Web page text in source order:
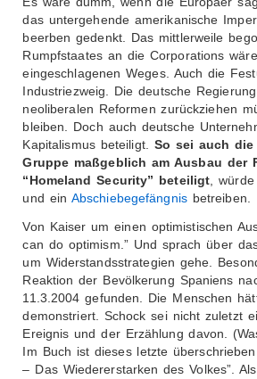
das untergehende amerikanische
beerben gedenkt. Das mittlerweile
Rumpfstaates an die Corporations
eingeschlagenen Weges. Auch die
Industriezweig. Die deutsche
neoliberalen Reformen zurückziehen
bleiben. Doch auch deutsche
Kapitalismus beteiligt. So sei auch die
Gruppe maßgeblich am Ausbau der
“Homeland Security” beteiligt ,
und ein Abschiebegefängnisbetreiben.
Von Kaiser um einen optimistischen
can do optimism.” Und sprach über
um Widerstandsstrategien gehe.
Reaktion der Bevölkerung Spaniens
11.3.2004 gefunden. Die Menschen
demonstriert. Schock sei nicht zuletzt
Ereignis und der Erzählung davon.
Im Buch ist dieses letzte
– Das Wiedererstarken des Volkes”.